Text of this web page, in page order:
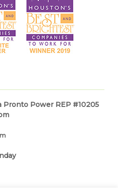
Pronto Power REP #10205